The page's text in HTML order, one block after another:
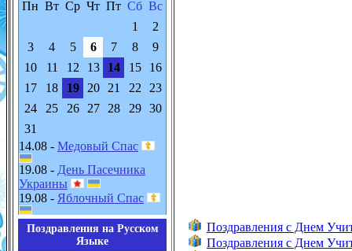
Пн Вт Ср Чт Пт Сб Вс
1
2
3
4 5 6 7 8
9
10
11 12 13 14 15
16
17
18 19 20 21 22
23
24
25 26 27 28 29
30
31
14.08 - Медовый Спас
19.08 - День Пасечника
Украины
19.08 - Яблочный Спас
Поздравления на Русском
Языке
Поздравления с Днем
Поздравления с Днем